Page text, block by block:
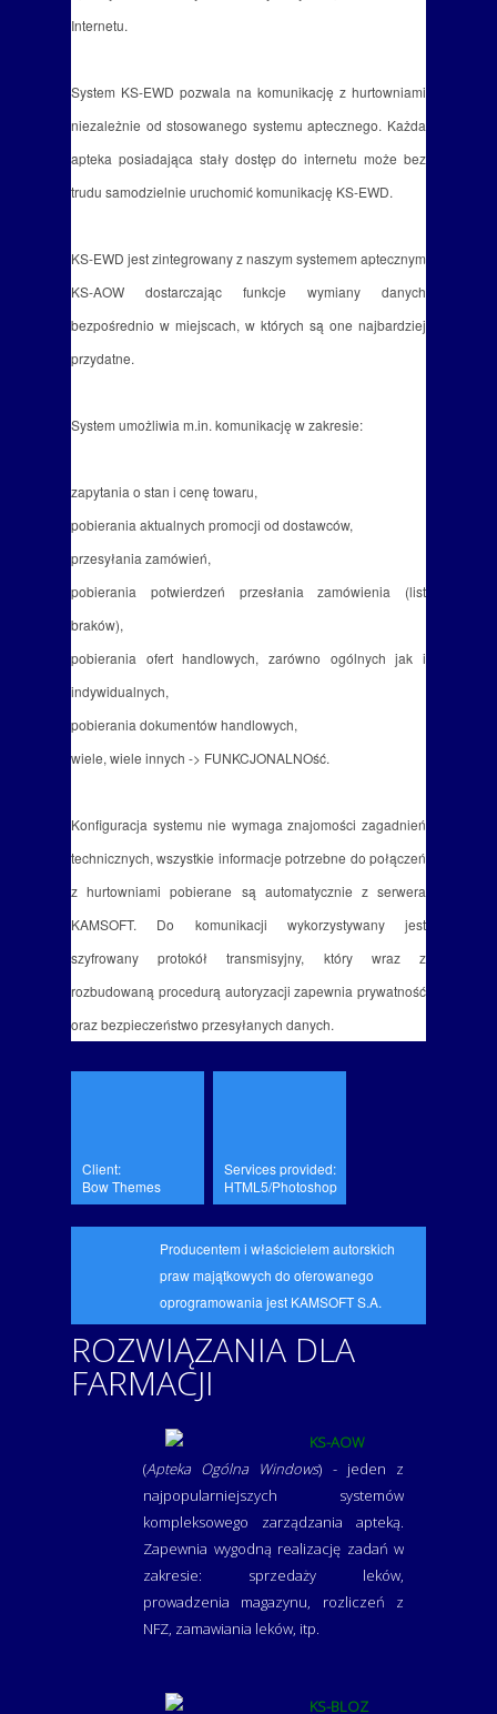
Internetu.
System KS-EWD pozwala na komunikację z hurtowniami
niezależnie od stosowanego systemu aptecznego. Każda
apteka posiadająca stały dostęp do internetu może bez
trudu samodzielnie uruchomić komunikację KS-EWD.
KS-EWD jest zintegrowany z naszym systemem aptecznym
KS-AOW dostarczając funkcje wymiany danych
bezpośrednio w miejscach, w których są one najbardziej
przydatne.
System umożliwia m.in. komunikację w zakresie:
zapytania o stan i cenę towaru,
pobierania aktualnych promocji od dostawców,
przesyłania zamówień,
pobierania potwierdzeń przesłania zamówienia (list
braków),
pobierania ofert handlowych, zarówno ogólnych jak i
indywidualnych,
pobierania dokumentów handlowych,
wiele, wiele innych -> FUNKCJONALNOść.
Konfiguracja systemu nie wymaga znajomości zagadnień
technicznych, wszystkie informacje potrzebne do połączeń
z hurtowniami pobierane są automatycznie z serwera
KAMSOFT. Do komunikacji wykorzystywany jest
szyfrowany protokół transmisyjny, który wraz z
rozbudowaną procedurą autoryzacji zapewnia prywatność
oraz bezpieczeństwo przesyłanych danych.
Client:
Bow Themes
Services provided:
HTML5/Photoshop
Producentem i właścicielem autorskich
praw majątkowych do oferowanego
oprogramowania jest KAMSOFT S.A.
ROZWIĄZANIA DLA
FARMACJI
KS-AOW
(Apteka Ogólna Windows) - jeden z
najpopularniejszych systemów
kompleksowego zarządzania apteką.
Zapewnia wygodną realizację zadań w
zakresie: sprzedaży leków,
prowadzenia magazynu, rozliczeń z
NFZ, zamawiania leków, itp.
KS-BLOZ